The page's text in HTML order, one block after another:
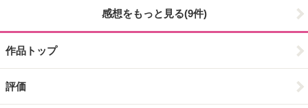
感想をもっと見る(9件)
作品トップ
評価